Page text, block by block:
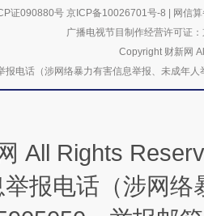
证090880号 京ICP备10026701号-8
网信
广播电视节目制作经营许可证
Copyright 财新网
报电话（涉网络暴力有害信息举报、未成
All Rights
报电话（涉网